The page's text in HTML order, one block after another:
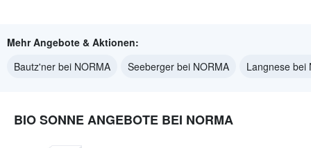
Mehr Angebote & Aktionen:
Bautz'ner bei NORMA
Seeberger bei NORMA Langnese bei
BIO SONNE ANGEBOTE BEI NORMA